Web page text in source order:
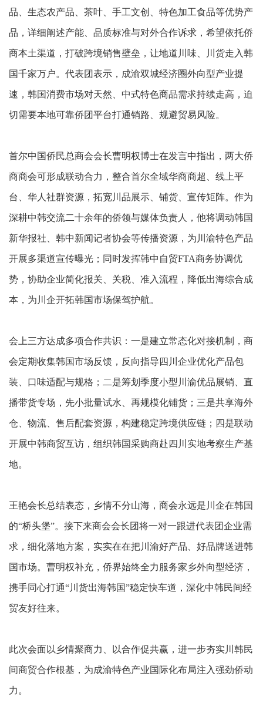
品、生态农产品、茶叶、手工文创、特色加工食品等优势产
品，详细阐述产能、品质标准与对外合作诉求，希望依托侨
商本土渠道，打破跨境销售壁垒，让地道川味、川货走入韩
国千家万户。代表团表示，成渝双城经济圈外向型产业提
速，韩国消费市场对天然、中式特色商品需求持续走高，迫
切需要本地可靠侨团平台打通销路、规避贸易风险。
首尔中国侨民总商会会长曹明权博士在发言中指出，两大侨
商商会可形成联动合力，整合首尔全域华商商超、线上平
台、华人社群资源，拓宽川品展示、铺货、宣传矩阵。作为
深耕中韩交流二十余年的侨领与媒体负责人，他将调动韩国
新华报社、韩中新闻记者协会等传播资源，为川渝特色产品
开展多渠道宣传曝光；同时发挥韩中自贸FTA商务协调优
势，协助企业简化报关、关税、准入流程，降低出海综合成
本，为川企开拓韩国市场保驾护航。
会上三方达成多项合作共识：一是建立常态化对接机制，商
会定期收集韩国市场反馈，反向指导四川企业优化产品包
装、口味适配与规格；二是筹划季度小型川渝优品展销、直
播带货专场，先小批量试水、再规模化铺货；三是共享海外
仓、物流、售后配套资源，构建稳定跨境供应链；四是联动
开展中韩商贸互访，组织韩国采购商赴四川实地考察生产基
地。
王艳会长总结表态，乡情不分山海，商会永远是川企在韩国
的“桥头堡”。接下来商会会长团将一对一跟进代表团企业需
求，细化落地方案，实实在在把川渝好产品、好品牌送进韩
国市场。曹明权补充，侨界始终全力服务家乡外向型经济，
携手同心打通“川货出海韩国”稳定快车道，深化中韩民间经
贸友好往来。
此次会面以乡情聚商力、以合作促共赢，进一步夯实川韩民
间商贸合作根基，为成渝特色产业国际化布局注入强劲侨动
力。